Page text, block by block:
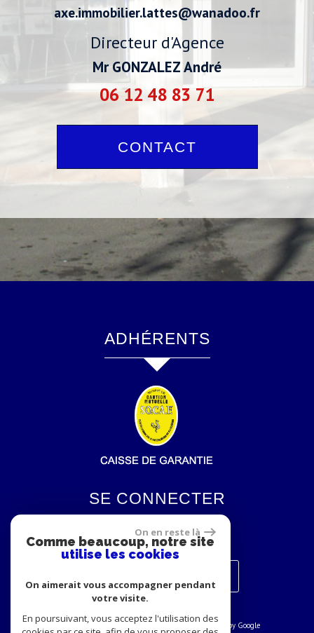
axe.immobilier.lattes@wanadoo.fr
Directeur d'Agence
Mr GONZALEZ André
06 12 48 83 71
CONTACT
ADHÉRENTS
SE CONNECTER
Espace propriétaires
© 2026 | Tous droits réservés | Traduction powered by Google
On en reste là
Comme beaucoup, notre site
utilise les cookies
On aimerait vous accompagner pendant
votre visite.
En poursuivant, vous acceptez l'utilisation des